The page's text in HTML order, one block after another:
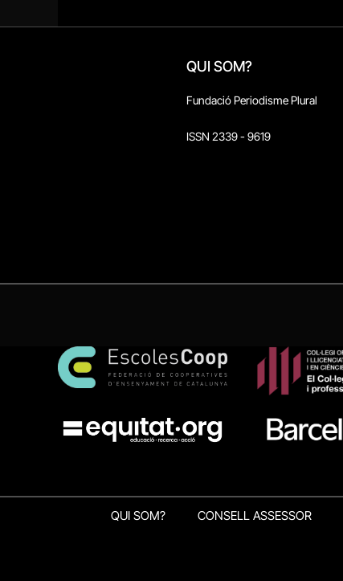
QUI SOM?
Fundació Periodisme Plural
ISSN 2339 - 9619
QUI SOM? CONSELL ASSESSOR